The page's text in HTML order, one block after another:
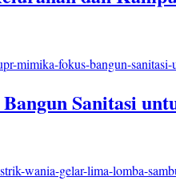
Sanitasi